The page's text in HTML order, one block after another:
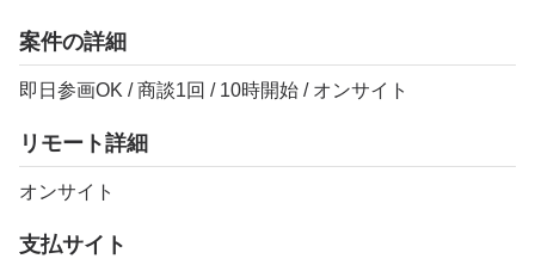
案件の詳細
即日参画OK / 商談1回 / 10時開始 / オンサイト
リモート詳細
オンサイト
支払サイト